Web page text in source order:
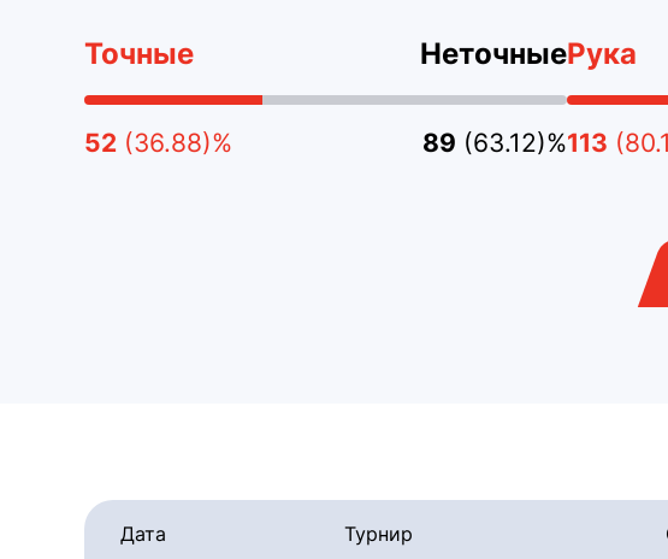
Точные Неточные
52 (36.88)% 89 (63.12)%
Рука
113
Дата Турнир